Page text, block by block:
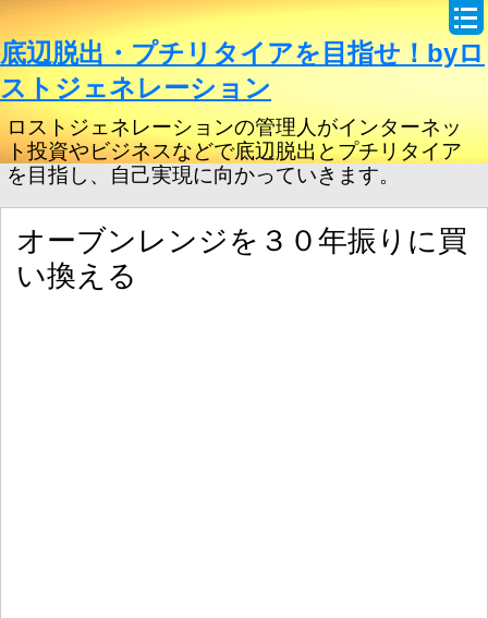
底辺脱出・プチリタイアを目指せ！byロ
ストジェネレーション
ロストジェネレーションの管理人がインターネッ
ト投資やビジネスなどで底辺脱出とプチリタイア
を目指し、自己実現に向かっていきます。
オーブンレンジを３０年振りに買
い換える